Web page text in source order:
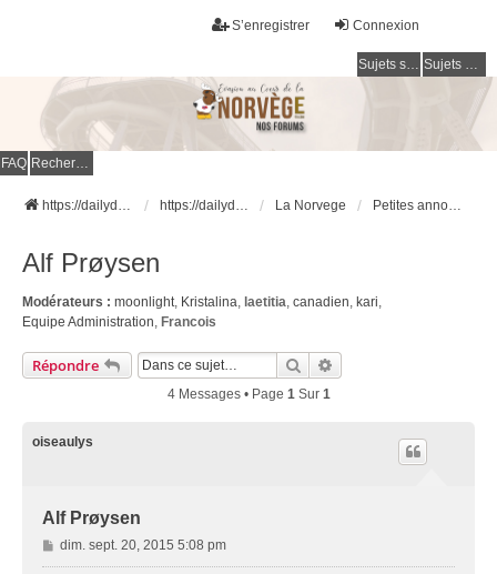
Connexion
S’enregistrer
Sujets sans réponse Sujets actifs
FAQ Rechercher
https://dailydigesthub.com https://dailydigesthub.com La Norvege Petites annonces
Alf Prøysen
Modérateurs : moonlight, Kristalina, laetitia, canadien, kari,
Equipe Administration, Francois
Répondre Rechercher
4 Messages • Page 1Sur 1
oiseaulys
Alf Prøysen
M
e
dim. sept. 20, 2015 5:08 pm